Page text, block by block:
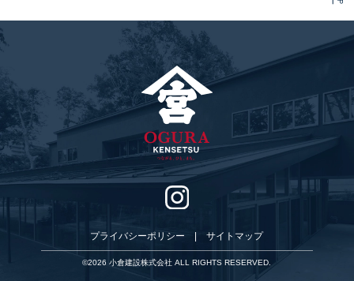
プライバシーポリシー |サイトマップ
©2026 小倉建設株式会社 ALL RIGHTS RESERVED.